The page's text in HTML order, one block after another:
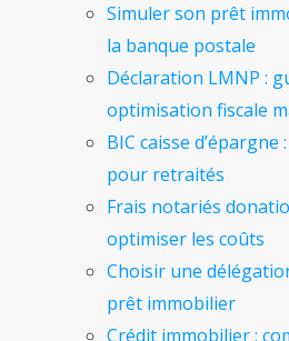
Simuler son prêt
la banque postale
Déclaration LMNP :
optimisation fiscale
BIC caisse
pour retraités
Frais notariés
optimiser les coûts
Choisir une
prêt immobilier
Crédit immobilier :